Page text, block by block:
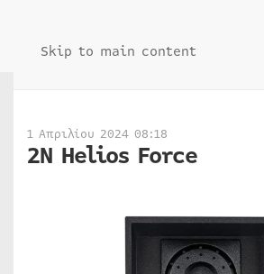
Skip to main content
1 Απριλίου 2024 08:18
2N Helios Force